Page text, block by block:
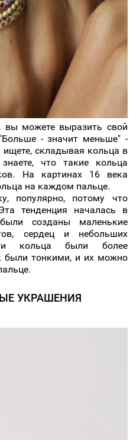
вы можете выразить свой
- значит меньше" -
складывая кольца в
что такие кольца
На картинах 16 века
на каждом пальце.
популярно, потому что
тенденция началась в
созданы маленькие
сердец и небольших
кольца были более
были тонкими, и их можно
УКРАШЕНИЯ